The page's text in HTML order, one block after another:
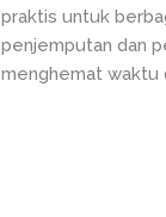
praktis untuk
penjemputan dan
menghemat waktu